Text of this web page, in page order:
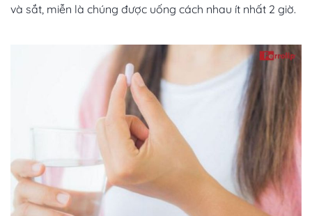
và sắt, miễn là chúng được uống cách nhau ít nhất 2 giờ.